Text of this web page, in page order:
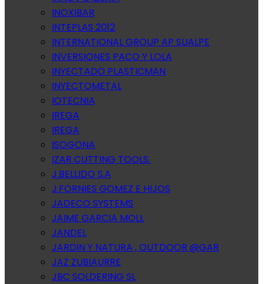
INOXIBAR
INTEPLAS 2012
INTERNATIONAL GROUP AP SUALPE
INVERSIONES PACO Y LOLA
INYECTADO PLASTICMAN
INYECTOMETAL
IOTECNIA
IREGA
IREGA
ISOGONA
IZAR CUTTING TOOLS.
J.BELLIDO S.A
J.FORNIES GOMEZ E HIJOS
JADECO SYSTEMS
JAIME GARCIA MOLL
JANDEL
JARDIN Y NATURA , OUTDOOR @GAR
JAZ ZUBIAURRE
JBC SOLDERING SL